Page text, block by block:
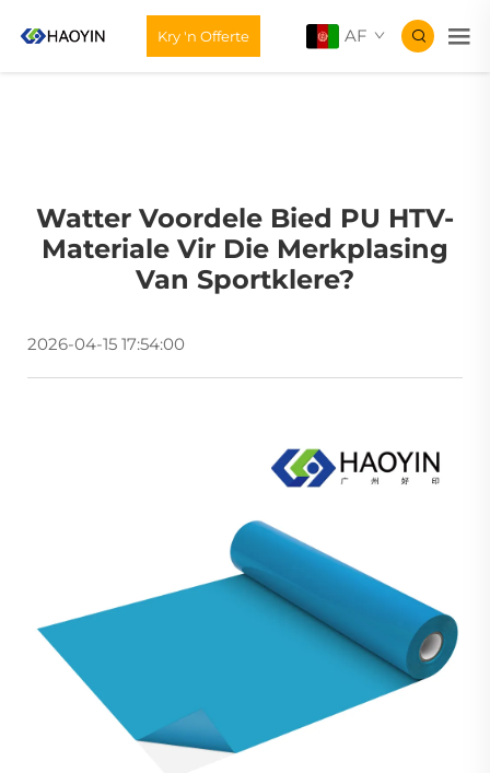
Kry 'n Offerte AF
Watter Voordele Bied PU HTV-
Materiale Vir Die Merkplasing
Van Sportklere?
2026-04-15 17:54:00